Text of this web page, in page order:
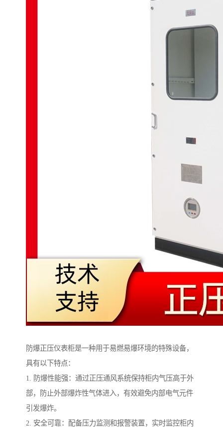
防爆正压仪表柜是一种用于易燃易爆环境的特殊设备，
具有以下特点：
1. 防爆性能强：通过正压通风系统保持柜内气压高于外
部，防止外部爆炸性气体进入，有效避免内部电气元件
引发爆炸。
2. 安全可靠：配备压力监测和报警装置，实时监控柜内